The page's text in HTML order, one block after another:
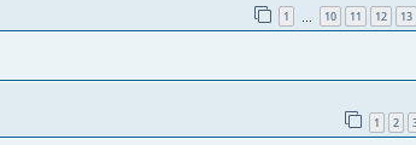
1 10 11 12 13
1 2